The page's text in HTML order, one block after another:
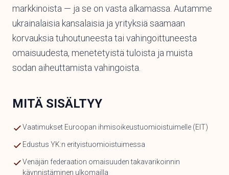
markkinoista — ja se on vasta alkamassa. Autamme
ukrainalaisia kansalaisia ja yrityksiä saamaan
korvauksia tuhoutuneesta tai vahingoittuneesta
omaisuudesta, menetetyistä tuloista ja muista
sodan aiheuttamista vahingoista.
MITÄ SISÄLTYY
Vaatimukset Euroopan ihmisoikeustuomioistuimelle (EIT)
Edustus YK:n erityistuomioistuimessa
Venäjän federaation omaisuuden takavarikoinnin
käynnistäminen ulkomailla